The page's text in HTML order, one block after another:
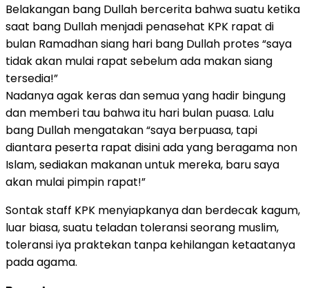
Belakangan bang Dullah bercerita bahwa suatu ketika
saat bang Dullah menjadi penasehat KPK rapat di
bulan Ramadhan siang hari bang Dullah protes “saya
tidak akan mulai rapat sebelum ada makan siang
tersedia!”
Nadanya agak keras dan semua yang hadir bingung
dan memberi tau bahwa itu hari bulan puasa. Lalu
bang Dullah mengatakan “saya berpuasa, tapi
diantara peserta rapat disini ada yang beragama non
Islam, sediakan makanan untuk mereka, baru saya
akan mulai pimpin rapat!”
Sontak staff KPK menyiapkanya dan berdecak kagum,
luar biasa, suatu teladan toleransi seorang muslim,
toleransi iya praktekan tanpa kehilangan ketaatanya
pada agama.